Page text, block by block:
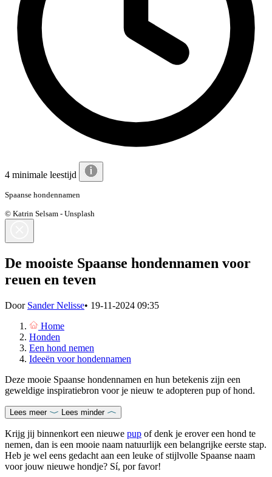
4 minimale leestijd
Spaanse hondennamen
© Katrin Selsam - Unsplash
De mooiste Spaanse hondennamen voor
reuen en teven
Door Sander Nelisse• 19-11-2024 09:35
Home
Honden
Een hond nemen
Ideeën voor hondennamen
Deze mooie Spaanse hondennamen en hun betekenis zijn een
geweldige inspiratiebron voor je nieuw te adopteren pup of hond.
Lees meer Lees minder
Krijg jij binnenkort een nieuwe pup of denk je erover een hond te
nemen, dan is een mooie naam natuurlijk een belangrijke eerste stap.
Heb je wel eens gedacht aan een leuke of stijlvolle Spaanse naam
voor jouw nieuwe hondje? Sí, por favor!